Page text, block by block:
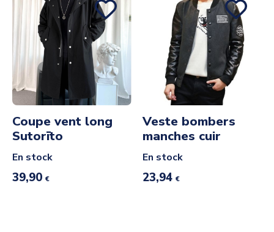
Coupe vent long
Sutorīto
En stock
39,90 €
Veste bombers
manches cuir
En stock
23,94 €